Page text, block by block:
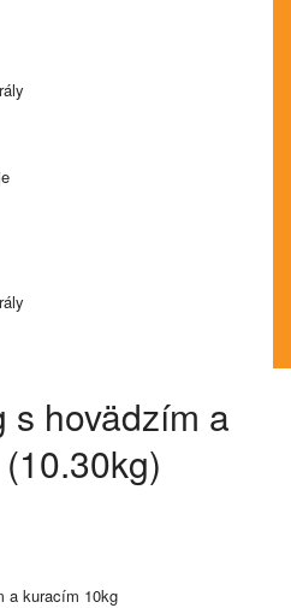
s hovädzím a
a kuracím 10kg